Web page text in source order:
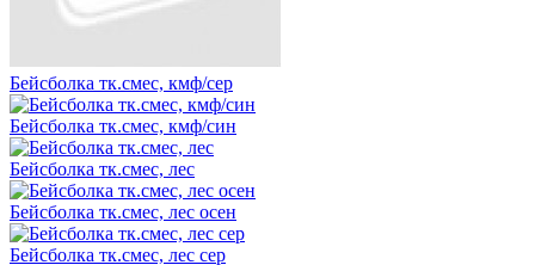
Бейсболка тк.смес, кмф/сер
Бейсболка тк.смес, кмф/син
Бейсболка тк.смес, лес
Бейсболка тк.смес, лес осен
Бейсболка тк.смес, лес сер